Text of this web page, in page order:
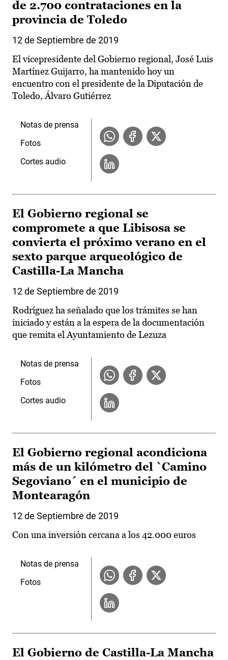
de 2.700 contrataciones en la
provincia de Toledo
12 de Septiembre de 2019
El vicepresidente del Gobierno regional, José Luis
Martínez Guijarro, ha mantenido hoy un
encuentro con el presidente de la Diputación de
Toledo, Álvaro Gutiérrez
Notas de prensa
Fotos
Cortes audio
El Gobierno regional se
compromete a que Libisosa se
convierta el próximo verano en el
sexto parque arqueológico de
Castilla-La Mancha
12 de Septiembre de 2019
Rodríguez ha señalado que los trámites se han
iniciado y están a la espera de la documentación
que remita el Ayuntamiento de Lezuza
Notas de prensa
Fotos
Cortes audio
El Gobierno regional acondiciona
más de un kilómetro del `Camino
Segoviano´ en el municipio de
Montearagón
12 de Septiembre de 2019
Con una inversión cercana a los 42.000 euros
Notas de prensa
Fotos
El Gobierno de Castilla-La Mancha